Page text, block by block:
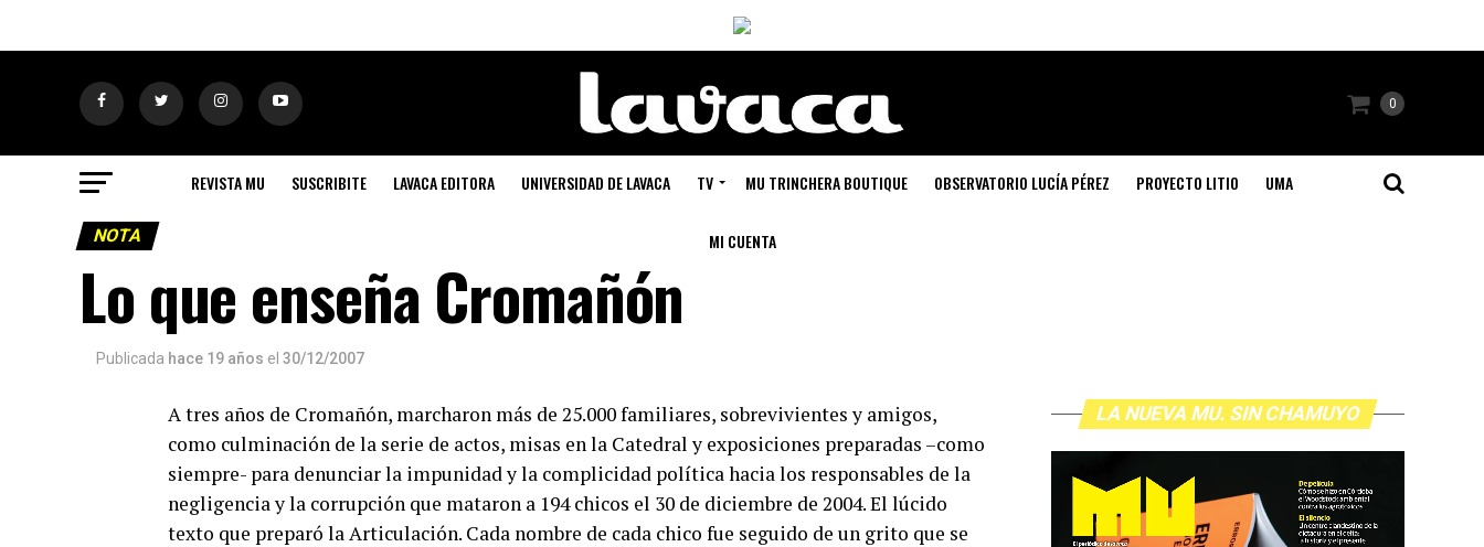
0
REVISTA MU SUSCRIBITE LAVACA EDITORA UNIVERSIDAD DE LAVACA TV MU TRINCHERA BOUTIQUE OBSERVATORIO LUCÍA PÉREZ PROYECTO LITIO UMA
MI CUENTA
NOTA
Lo que enseña Cromañón
Publicada hace 19 años el 30/12/2007
A tres años de Cromañón, marcharon más de 25.000 familiares, sobrevivientes y amigos,
como culminación de la serie de actos, misas en la Catedral y exposiciones preparadas –como
siempre- para denunciar la impunidad y la complicidad política hacia los responsables de la
negligencia y la corrupción que mataron a 194 chicos el 30 de diciembre de 2004. El lúcido
texto que preparó la Articulación. Cada nombre de cada chico fue seguido de un grito que se
LA NUEVA MU. SIN CHAMUYO